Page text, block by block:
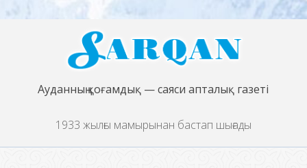
Ауданның қоғамдық — саяси апталық газеті
1933 жылғы мамырынан бастап шығады